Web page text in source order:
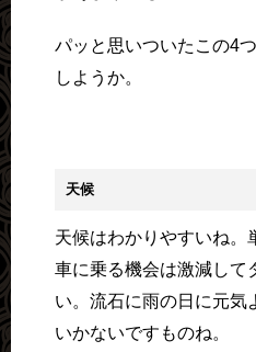
パッと思いついたこの4
しようか。
天候
天候はわかりやすいね。
車に乗る機会は激減して
い。流石に雨の日に元気
いかないですものね。